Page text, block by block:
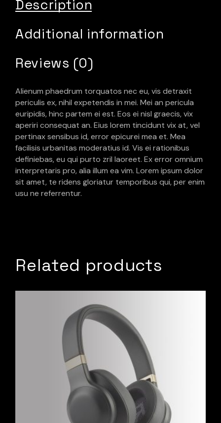
Description
Additional information
Reviews (0)
Alienum phaedrum torquatos nec eu, vis detraxit
periculis ex, nihil expetendis in mei. Mei an pericula
euripidis, hinc partem ei est. Eos ei nisl graecis, vix
aperiri consequat an. Eius lorem tincidunt vix at, vel
pertinax sensibus id, error epicurei mea et. Mea
facilisis urbanitas moderatius id. Vis ei rationibus
definiebas, eu qui purto zril laoreet. Ex error omnium
interpretaris pro, alia illum ea vim. Lorem ipsum dolor
sit amet, te ridens gloriatur temporibus qui, per enim
usu ne referrentur.
Related products